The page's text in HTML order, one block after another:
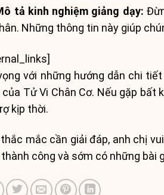
tả kinh nghiệm giảng dạy:
Những thông tin này giúp
với những hướng dẫn chi
của Tử Vi Chân Cơ. Nếu gặp
kịp thời.
mắc cần giải đáp, anh chị
thành công và sớm có những